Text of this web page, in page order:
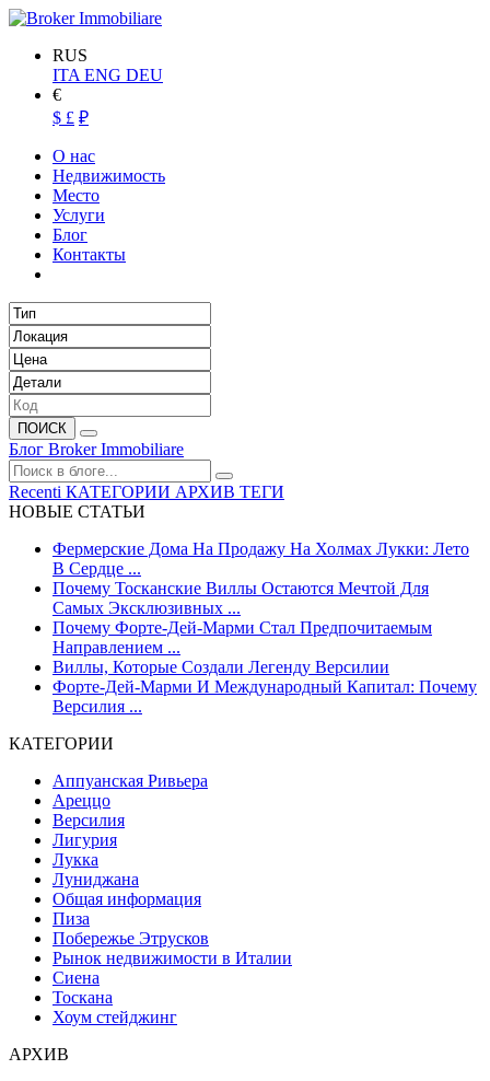
RUS
ITA ENG DEU
€
$ £ ₽
О нас
Недвижимость
Место
Услуги
Блог
Контакты
ПОИСК
Блог Broker Immobiliare
Recenti КАТЕГОРИИ АРХИВ ТЕГИ
НОВЫЕ СТАТЬИ
Фермерские Дома На Продажу На Холмах Лукки: Лето
В Сердце ...
Почему Тосканские Виллы Остаются Мечтой Для
Самых Эксклюзивных ...
Почему Форте-Дей-Марми Стал Предпочитаемым
Направлением ...
Виллы, Которые Создали Легенду Версилии
Форте-Дей-Марми И Международный Капитал: Почему
Версилия ...
КАТЕГОРИИ
Аппуанская Ривьера
Ареццо
Версилия
Лигурия
Лукка
Луниджана
Общая информация
Пиза
Побережье Этрусков
Рынок недвижимости в Италии
Сиена
Тоскана
Хоум стейджинг
АРХИВ